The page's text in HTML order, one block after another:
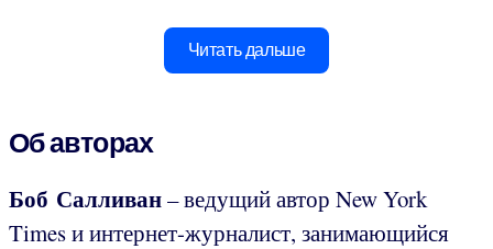
Читать дальше
Об авторах
Боб Салливан– ведущий автор New York
Times и интернет-журналист, занимающийся